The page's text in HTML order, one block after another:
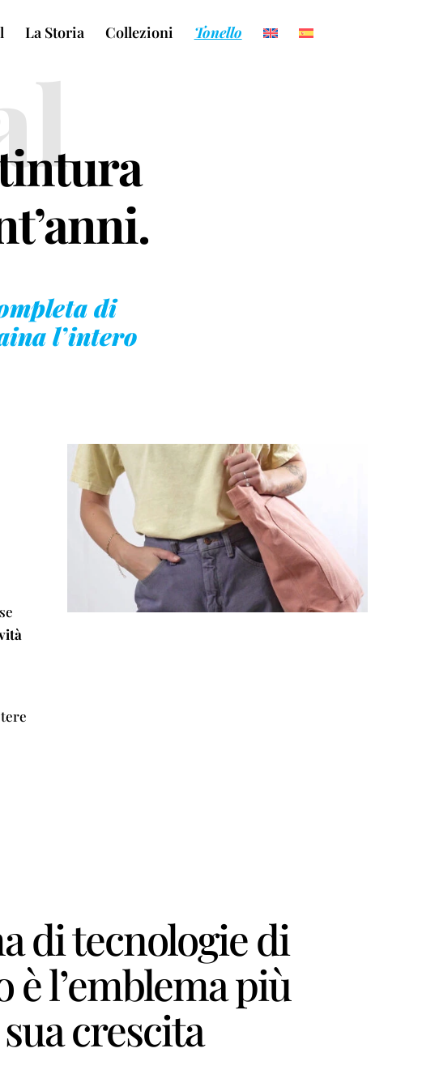
La Storia Collezioni Tonello
di
l’intero
di tecnologie di
l’emblema più
crescita